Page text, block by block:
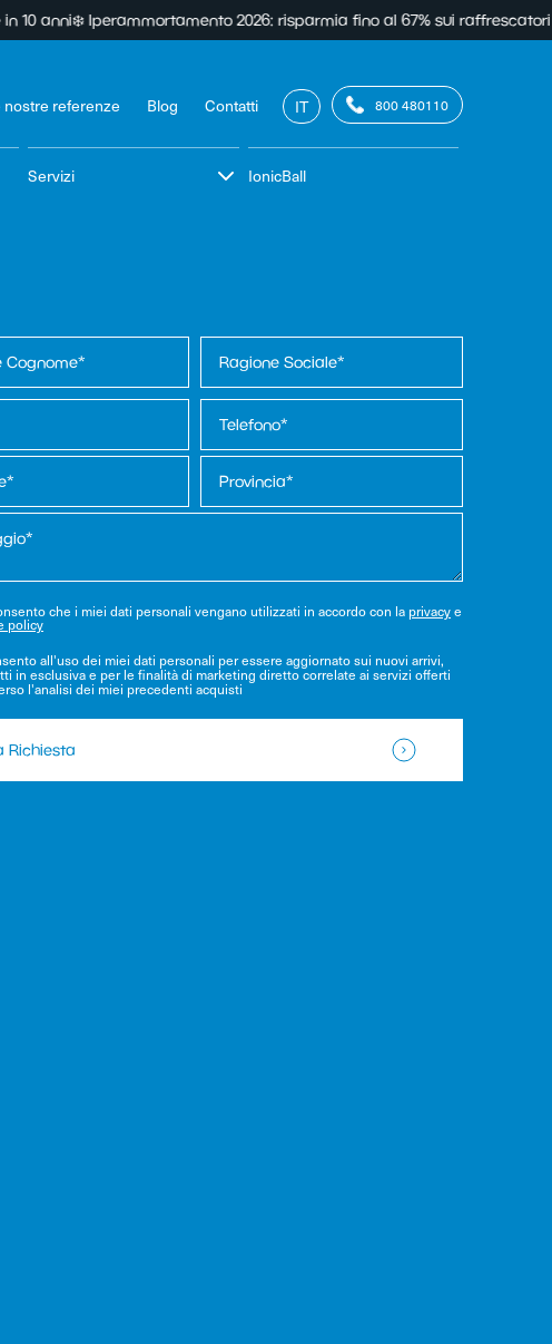
❄️ Iperammortamento 2026: risparmia fino al 67% sui raffrescatori
nostre referenze Blog Contatti IT 800 480110
Servizi IonicBall
che i miei dati personali vengano utilizzati in accordo con la privacye
policy
all'uso dei miei dati personali per essere aggiornato sui nuovi arrivi,
in esclusiva e per le finalità di marketing diretto correlate ai servizi offerti
l'analisi dei miei precedenti acquisti
Richiesta